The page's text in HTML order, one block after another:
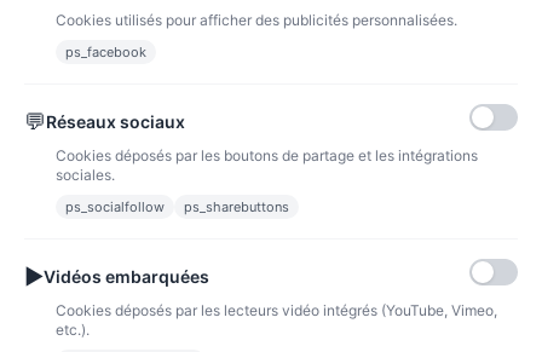
Thème Titounis
Cookies utilisés pour afficher des publicités personnalisées.
ps_facebook
💬Réseaux sociaux
Cookies déposés par les boutons de partage et les intégrations
sociales.
ps_socialfollow ps_sharebuttons
▶Vidéos embarquées
Cookies déposés par les lecteurs vidéo intégrés (YouTube, Vimeo,
etc.).